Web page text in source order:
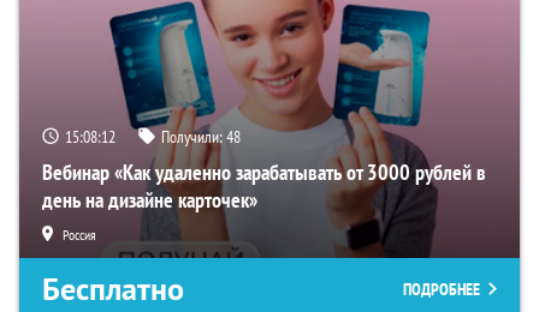
15:08:11 Получили:48
Вебинар «Как удаленно зарабатывать от 3000 рублей в
день на дизайне карточек»
Россия
Бесплатно ПОДРОБНЕЕ